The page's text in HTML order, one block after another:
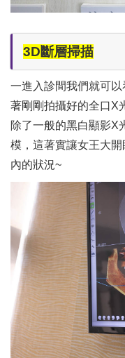
3D斷層掃描
一進入診間我們就可
著剛剛拍攝好的全口X
除了一般的黑白顯影X
模，這著實讓女王大
內的狀況~